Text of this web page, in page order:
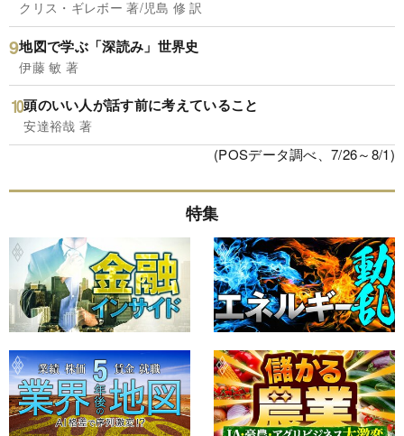
クリス・ギレボー 著/児島 修 訳
地図で学ぶ「深読み」世界史
伊藤 敏 著
頭のいい人が話す前に考えていること
安達裕哉 著
(POSデータ調べ、7/26～8/1)
特集